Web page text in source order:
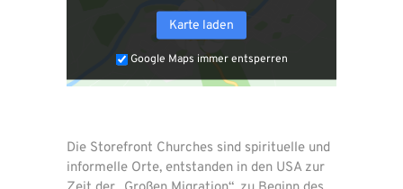
Karte laden
Google Maps immer entsperren
Die Storefront Churches sind spirituelle und
informelle Orte, entstanden in den USA zur